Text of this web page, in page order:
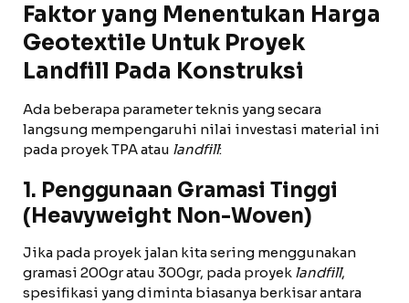
Faktor yang Menentukan Harga
Geotextile Untuk Proyek
Landfill Pada Konstruksi
Ada beberapa parameter teknis yang secara
langsung mempengaruhi nilai investasi material ini
pada proyek TPA atau landfill:
1. Penggunaan Gramasi Tinggi
(Heavyweight Non-Woven)
Jika pada proyek jalan kita sering menggunakan
gramasi 200gr atau 300gr, pada proyek landfill,
spesifikasi yang diminta biasanya berkisar antara